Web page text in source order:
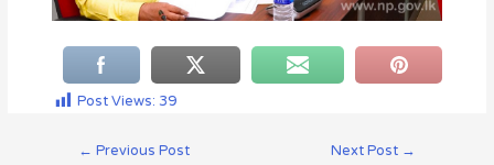
Post Views: 39
← Previous Post Next Post →